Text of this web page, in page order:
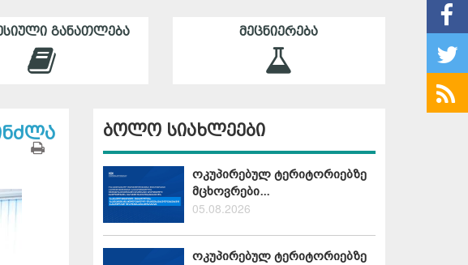
ᲒᲐᲜᲐᲗᲚᲔᲑᲐ ᲛᲔᲪᲜᲘᲔᲠᲔᲑᲐ
ბოლო სიახლეები
ოკუპირებულ ტერიტორიებზე
მცხოვრები...
05.08.2026
ოკუპირებულ ტერიტორიებზე